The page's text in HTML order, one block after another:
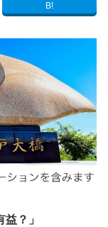
B!
？」